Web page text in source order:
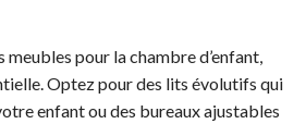
meubles pour la chambre d’enfant,
Optez pour des lits évolutifs qui
enfant ou des bureaux ajustables